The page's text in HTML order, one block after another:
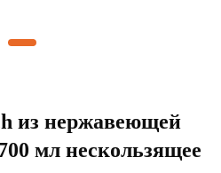
из нержавеющей
мл нескользящее